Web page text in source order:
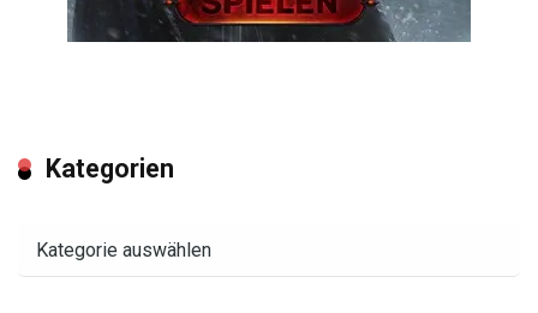
Kategorien